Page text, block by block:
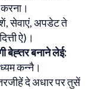
सेवाएं, अपडेट ते
ऐ)।
बेह्तर बनाने लेई:
कन्नै।
दे अधार पर तुसें